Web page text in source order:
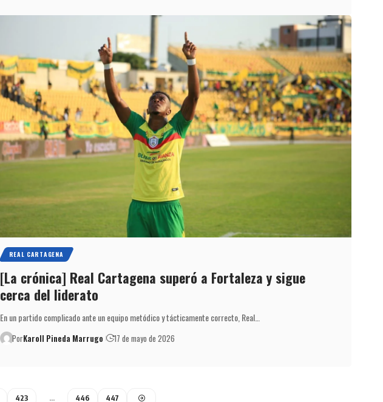
REAL CARTAGENA
[La crónica] Real Cartagena superó a Fortaleza y sigue
cerca del liderato
En un partido complicado ante un equipo metódico y tácticamente correcto, Real…
PorKaroll Pineda Marrugo 17 de mayo de 2026
423 … 446 447